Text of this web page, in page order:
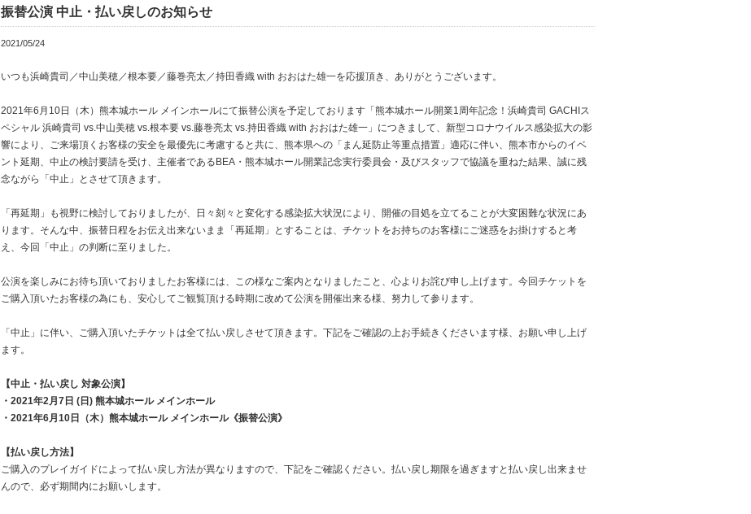
振替公演 中止・払い戻しのお知らせ
2021/05/24
いつも浜崎貴司／中山美穂／根本要／藤巻亮太／持田香織 with おおはた雄一を応援頂き、ありがとうございます。
2021年6月10日（木）熊本城ホール メインホールにて振替公演を予定しております「熊本城ホール開業1周年記念！浜崎貴司 GACHIス
ペシャル 浜崎貴司 vs.中山美穂 vs.根本要 vs.藤巻亮太 vs.持田香織 with おおはた雄一」につきまして、新型コロナウイルス感染拡大の影
響により、ご来場頂くお客様の安全を最優先に考慮すると共に、熊本県への「まん延防止等重点措置」適応に伴い、熊本市からのイベ
ント延期、中止の検討要請を受け、主催者であるBEA・熊本城ホール開業記念実行委員会・及びスタッフで協議を重ねた結果、誠に残
念ながら「中止」とさせて頂きます。
「再延期」も視野に検討しておりましたが、日々刻々と変化する感染拡大状況により、開催の目処を立てることが大変困難な状況にあ
ります。そんな中、振替日程をお伝え出来ないまま「再延期」とすることは、チケットをお持ちのお客様にご迷惑をお掛けすると考
え、今回「中止」の判断に至りました。
公演を楽しみにお待ち頂いておりましたお客様には、この様なご案内となりましたこと、心よりお詫び申し上げます。今回チケットを
ご購入頂いたお客様の為にも、安心してご観覧頂ける時期に改めて公演を開催出来る様、努力して参ります。
「中止」に伴い、ご購入頂いたチケットは全て払い戻しさせて頂きます。下記をご確認の上お手続きくださいます様、お願い申し上げ
ます。
【中止・払い戻し 対象公演】
・2021年2月7日 (日) 熊本城ホール メインホール
・2021年6月10日（木）熊本城ホール メインホール《振替公演》
【払い戻し方法】
ご購入のプレイガイドによって払い戻し方法が異なりますので、下記をご確認ください。払い戻し期限を過ぎますと払い戻し出来ませ
んので、必ず期間内にお願いします。